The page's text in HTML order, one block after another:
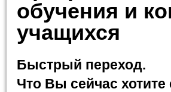
обучения и
учащихся
Быстрый переход.
Что Вы сейчас хотите